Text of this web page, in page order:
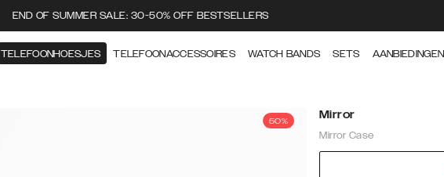
END OF SUMMER SALE: 30-50% OFF BESTSELLERS
TELEFOONHOESJES TELEFOONACCESSOIRES WATCH BANDS SETS AANBIEDINGEN
50% Mirror
Mirror Case